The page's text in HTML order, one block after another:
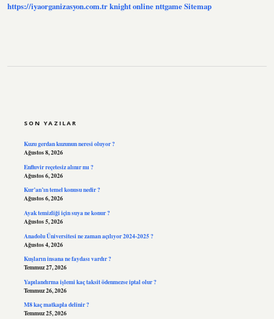
https://iyaorganizasyon.com.trknight onlinenttgameSitemap
SON YAZILAR
Kuzu gerdan kuzunun neresi oluyor ?
Ağustos 8, 2026
Enfluvir reçetesiz alınır mı ?
Ağustos 6, 2026
Kur’an’ın temel konusu nedir ?
Ağustos 6, 2026
Ayak temizliği için suya ne konur ?
Ağustos 5, 2026
Anadolu Üniversitesi ne zaman açılıyor 2024-2025 ?
Ağustos 4, 2026
Kuşların insana ne faydası vardır ?
Temmuz 27, 2026
Yapılandırma işlemi kaç taksit ödenmezse iptal olur ?
Temmuz 26, 2026
M8 kaç matkapla delinir ?
Temmuz 25, 2026